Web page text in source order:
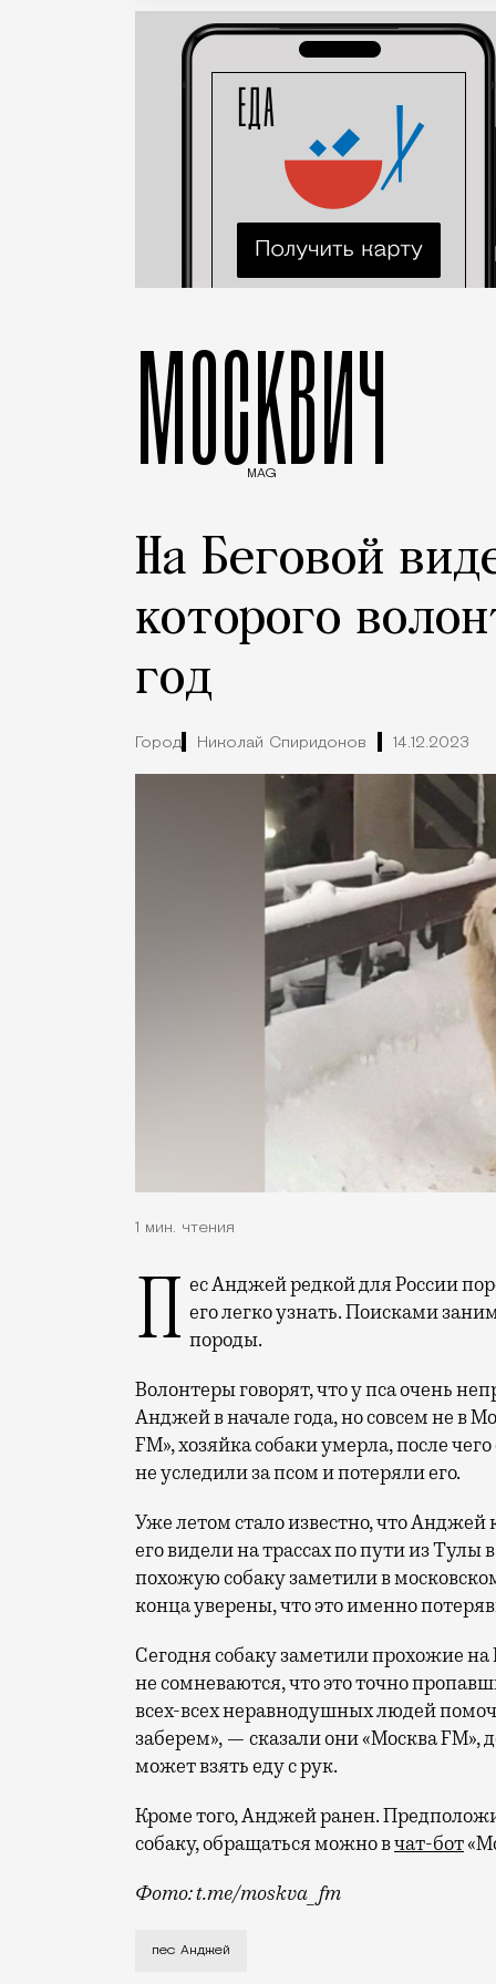
МОСКВИЧ
MAG
На Беговой
которого
год
Город Николай Спиридонов 14.12.2023
1 мин. чтения
Пес Анджей редкой для России породы (польская подгалянская овчарка), так что его легко узнать. Поисками
породы.
Волонтеры говорят, что у пса очень
Анджей в начале года, но совсем не в
FM», хозяйка собаки умерла, после
не уследили за псом и потеряли его.
Уже летом стало известно, что Анджей
его видели на трассах по пути из Тулы
похожую собаку заметили в
конца уверены, что это именно
Сегодня собаку заметили прохожие
не сомневаются, что это точно
всех-всех неравнодушных людей
заберем», — сказали они «Москва
может взять еду с рук.
Кроме того, Анджей ранен.
собаку, обращаться можно вчат-бот
Фото: t.me/moskva_fm
Пес Анджей редкой для России
пес Анджей